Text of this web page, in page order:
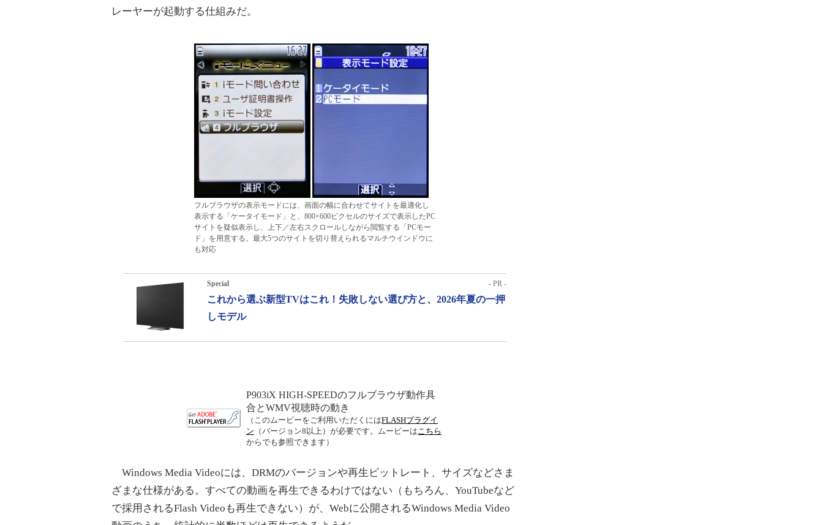
レーヤーが起動する仕組みだ。
フルブラウザの表示モードには、画面の幅に合わせてサイトを最適化し
表示する「ケータイモード」と、800×600ピクセルのサイズで表示したPC
サイトを疑似表示し、上下／左右スクロールしながら閲覧する「PCモー
ド」を用意する。最大5つのサイトを切り替えられるマルチウインドウに
も対応
Special - PR -
これから選ぶ新型TVはこれ！失敗しない選び方と、2026年夏の一押
しモデル
P903iX HIGH-SPEEDのフルブラウザ動作具
合とWMV視聴時の動き
（このムービーをご利用いただくにはFLASHプラグイ
ン （バージョン8以上）が必要です。ムービーはこちら
からでも参照できます）
Windows Media Videoには、DRMのバージョンや再生ビットレート、サイズなどさま
ざまな仕様がある。すべての動画を再生できるわけではない（もちろん、YouTubeなど
で採用されるFlash Videoも再生できない）が、Webに公開されるWindows Media Video